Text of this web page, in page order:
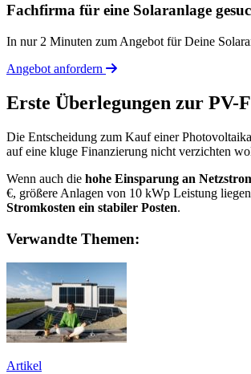
Fachfirma für eine Solaranlage
In nur 2 Minuten zum Angebot für Deine
Angebot anfordern
Erste Überlegungen zur PV-
Die Entscheidung zum Kauf einer
auf eine kluge Finanzierung nicht verzichten
Wenn auch die hohe Einsparung an
€, größere Anlagen von 10 kWp Leistung
Stromkosten ein stabiler Posten.
Verwandte Themen:
Artikel